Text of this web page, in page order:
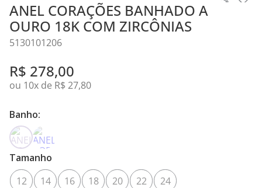
ANEL CORAÇÕES BANHADO A
OURO 18K COM ZIRCÔNIAS
5130101206
R$ 278,00
ou 10x de R$ 27,80
Banho:
Tamanho
12
14 16 18 20 22 24